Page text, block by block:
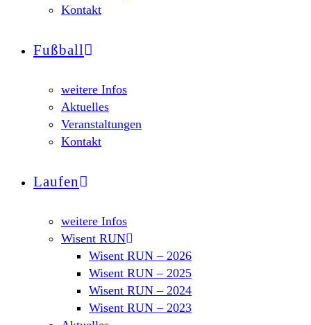
Kontakt
Fußball
weitere Infos
Aktuelles
Veranstaltungen
Kontakt
Laufen
weitere Infos
Wisent RUN
Wisent RUN – 2026
Wisent RUN – 2025
Wisent RUN – 2024
Wisent RUN – 2023